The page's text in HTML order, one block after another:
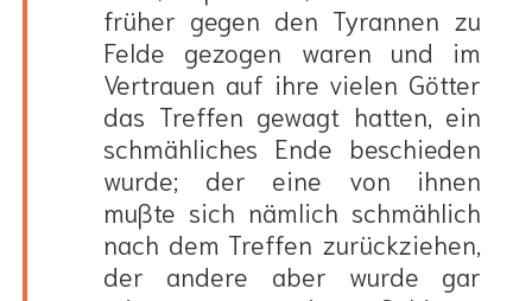
früher gegen den Tyrannen zu
Felde gezogen waren und im
Vertrauen auf ihre vielen Götter
das Treffen gewagt hatten, ein
schmähliches Ende beschieden
wurde; der eine von ihnen
mußte sich nämlich schmählich
nach dem Treffen zurückziehen,
der andere aber wurde gar